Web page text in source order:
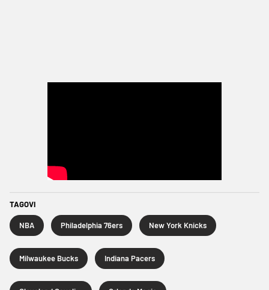
TAGOVI
NBA Philadelphia 76ers New York Knicks
Milwaukee Bucks Indiana Pacers